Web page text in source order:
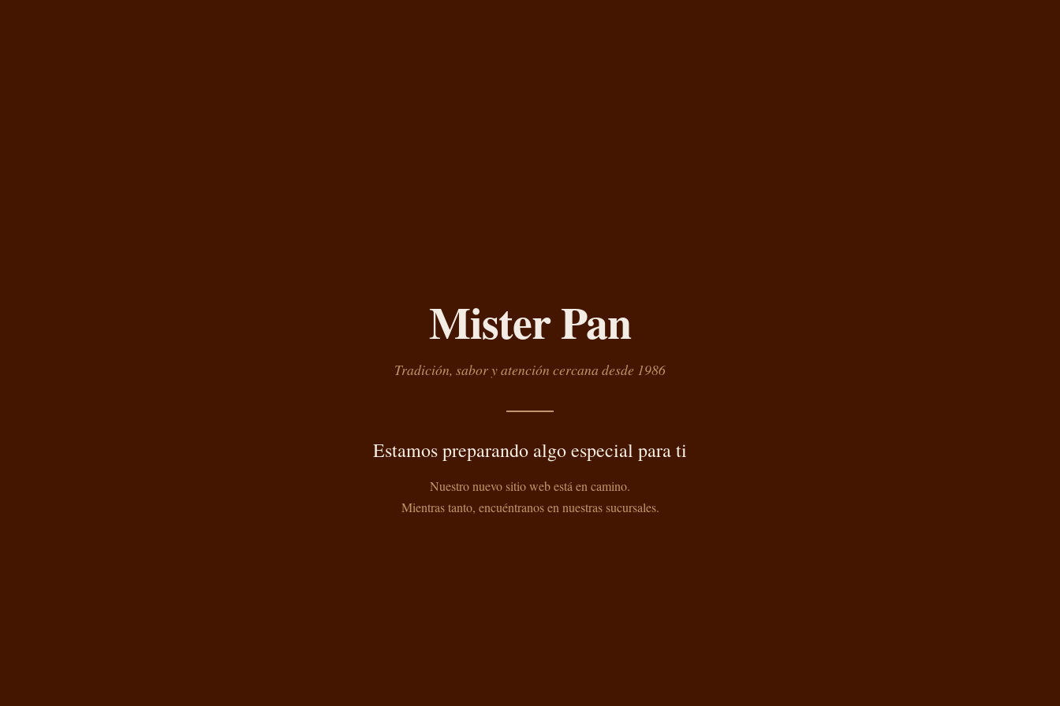
Mister Pan
Tradición, sabor y atención cercana desde 1986
Estamos preparando algo especial para ti
Nuestro nuevo sitio web está en camino.
Mientras tanto, encuéntranos en nuestras sucursales.